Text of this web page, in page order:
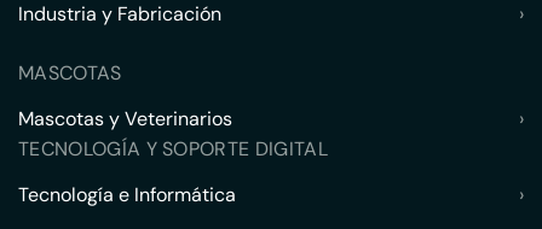
Industria y Fabricación
›
MASCOTAS
Mascotas y Veterinarios
›
TECNOLOGÍA Y SOPORTE DIGITAL
Tecnología e Informática
›